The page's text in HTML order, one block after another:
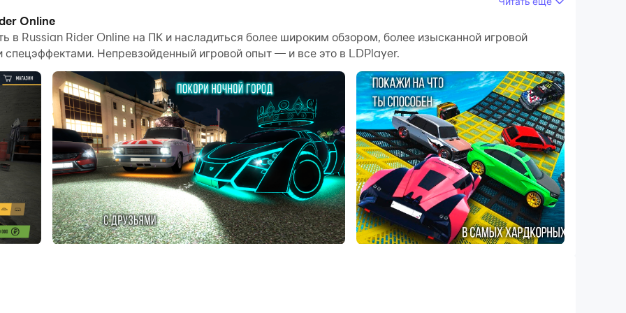
дизайн трасс, богатая местность и изменения окружающей среды станут более реалистичными и
записывать все увлекательные и интересные соревнования и игровой контент, чем очень удобно
Начните скачивать и играть в Russian Rider Online на своем компьютере прямо сейчас!
это веселые гонки с друзьями по сети в русском духе! Покупай русские машины, тюнингуй,
времени онлайн.
с ними по сети в одном из 9 режимов:
умение водить;
Online
в Russian Rider Online на ПК и насладиться более широким обзором, более изысканной игровой
Непревзойденный игровой опыт — и все это в LDPlayer.